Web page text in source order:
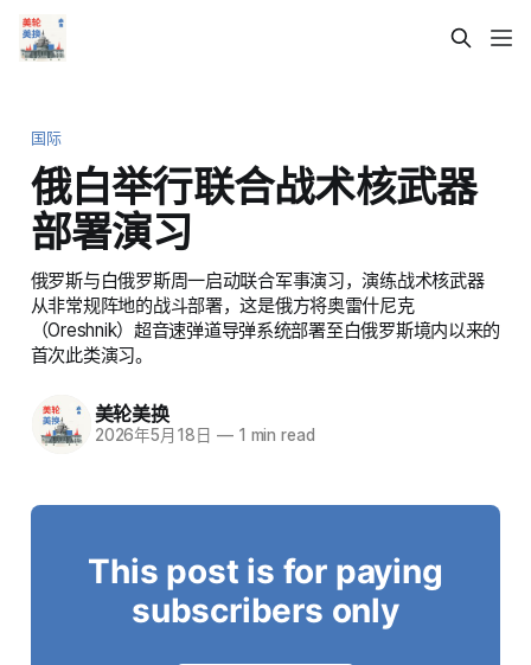
国际
俄白举行联合战术核武器
部署演习
俄罗斯与白俄罗斯周一启动联合军事演习，演练战术核武器
从非常规阵地的战斗部署，这是俄方将奥雷什尼克
（Oreshnik）超音速弹道导弹系统部署至白俄罗斯境内以来的
首次此类演习。
美轮美换
2026年5月18日 —1 min read
This post is for paying
subscribers only